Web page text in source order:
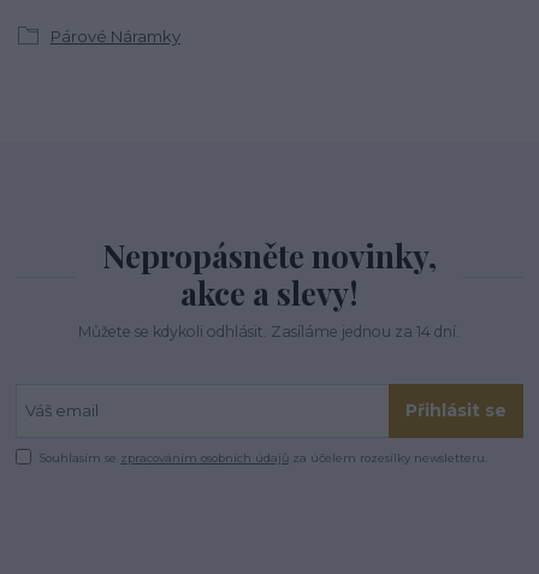
Párové Náramky
Nepropásněte novinky,
akce a slevy!
Můžete se kdykoli odhlásit. Zasíláme jednou za 14 dní.
Přihlásit se
Souhlasím se zpracováním osobních údajů za účelem rozesílky newsletteru.